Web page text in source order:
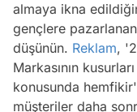
almaya ikna
gençlere
düşünün. Reklam,
Markasının
konusunda hemfikir'
müşteriler daha